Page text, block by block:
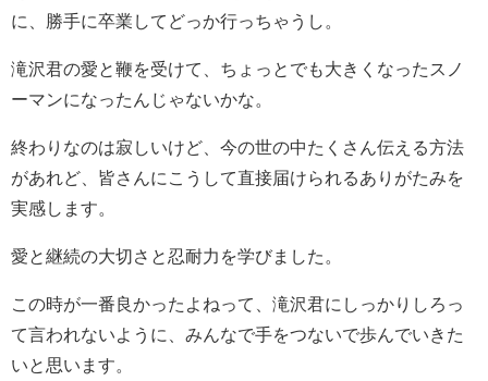
に、勝手に卒業してどっか行っちゃうし。
滝沢君の愛と鞭を受けて、ちょっとでも大きくなったスノ
ーマンになったんじゃないかな。
終わりなのは寂しいけど、今の世の中たくさん伝える方法
があれど、皆さんにこうして直接届けられるありがたみを
実感します。
愛と継続の大切さと忍耐力を学びました。
この時が一番良かったよねって、滝沢君にしっかりしろっ
て言われないように、みんなで手をつないで歩んでいきた
いと思います。